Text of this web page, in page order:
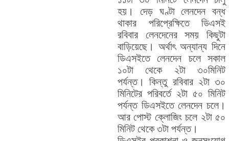
হয়। দেড় ঘণ্টা লেনদেন বন্ধ
থাকার পরিপ্রেক্ষিতে ডিএসই
রবিবার লেনদেনের সময় কিছুটা
বাড়িয়েছে। অর্থাৎ অন্যান্য দিনে
ডিএসইতে লেনদেন চলে সকাল
১০টা থেকে ২টা ৩০মিনিট
পর্যন্ত। কিন্তু রবিবার ২টা ৩০
মিনিটের পরিবর্তে ২টা ৫০ মিনিট
পর্যন্ত ডিএসইতে লেনদেন চলে।
আর পোস্ট ক্লোজিং চলে ২টা ৫০
মিনিট থেকে ৩টা পর্যন্ত।